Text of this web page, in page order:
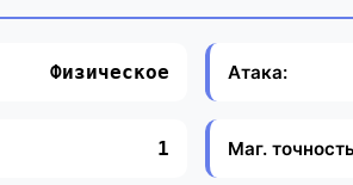
Физическое Атака:
1 Маг.